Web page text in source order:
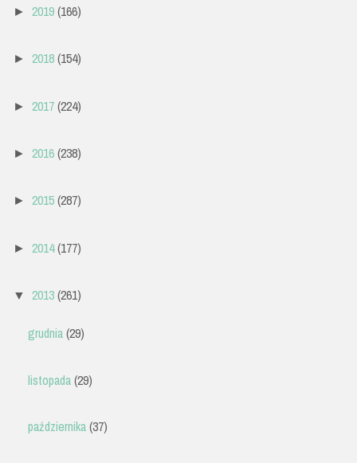
► 2019(166)
► 2018(154)
► 2017(224)
► 2016(238)
► 2015(287)
► 2014(177)
▼ 2013(261)
grudnia(29)
listopada(29)
października(37)